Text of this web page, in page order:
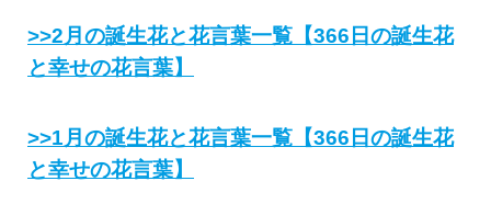
>>2月の誕生花と花言葉一覧【366日の誕生花
と幸せの花言葉】
>>1月の誕生花と花言葉一覧【366日の誕生花
と幸せの花言葉】